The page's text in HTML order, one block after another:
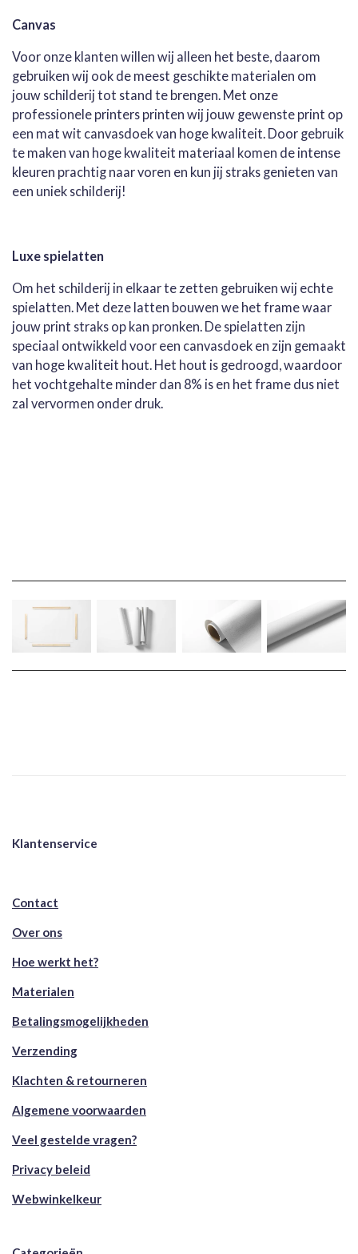
Canvas
Voor onze klanten willen wij alleen het beste, daarom
gebruiken wij ook de meest geschikte materialen om
jouw schilderij tot stand te brengen. Met onze
professionele printers printen wij jouw gewenste print op
een mat wit canvasdoek van hoge kwaliteit. Door gebruik
te maken van hoge kwaliteit materiaal komen de intense
kleuren prachtig naar voren en kun jij straks genieten van
een uniek schilderij!
Luxe spielatten
Om het schilderij in elkaar te zetten gebruiken wij echte
spielatten. Met deze latten bouwen we het frame waar
jouw print straks op kan pronken. De spielatten zijn
speciaal ontwikkeld voor een canvasdoek en zijn gemaakt
van hoge kwaliteit hout. Het hout is gedroogd, waardoor
het vochtgehalte minder dan 8% is en het frame dus niet
zal vervormen onder druk.
Klantenservice
Contact
Over ons
Hoe werkt het?
Materialen
Betalingsmogelijkheden
Verzending
Klachten & retourneren
Algemene voorwaarden
Veel gestelde vragen?
Privacy beleid
Webwinkelkeur